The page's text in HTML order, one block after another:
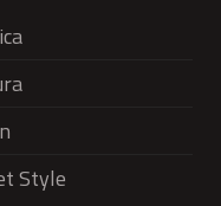
Style